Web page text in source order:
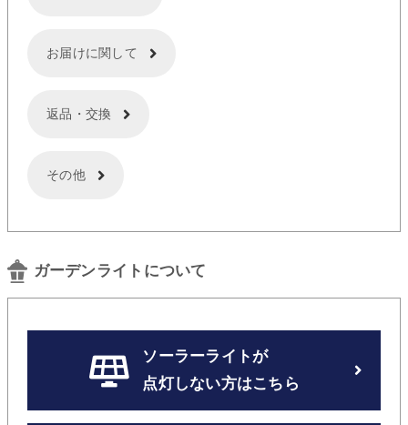
お届けに関して
返品・交換
その他
ガーデンライトについて
ソーラーライトが
点灯しない方はこちら